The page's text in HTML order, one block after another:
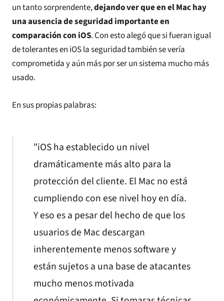
un tanto sorprendente,dejando ver que en el Mac hay
una ausencia de seguridad importante en
comparación con iOS. Con esto alegó que si fueran igual
de tolerantes en iOS la seguridad también se vería
comprometida y aún más por ser un sistema mucho más
usado.
En sus propias palabras:
"iOS ha establecido un nivel
dramáticamente más alto para la
protección del cliente. El Mac no está
cumpliendo con ese nivel hoy en día.
Y eso es a pesar del hecho de que los
usuarios de Mac descargan
inherentemente menos software y
están sujetos a una base de atacantes
mucho menos motivada